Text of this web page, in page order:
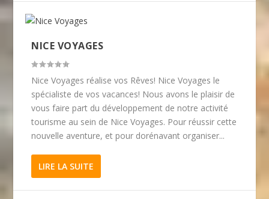
NICE VOYAGES
Nice Voyages réalise vos Rêves! Nice Voyages le
spécialiste de vos vacances! Nous avons le plaisir de
vous faire part du développement de notre activité
tourisme au sein de Nice Voyages. Pour réussir cette
nouvelle aventure, et pour dorénavant organiser...
LIRE LA SUITE